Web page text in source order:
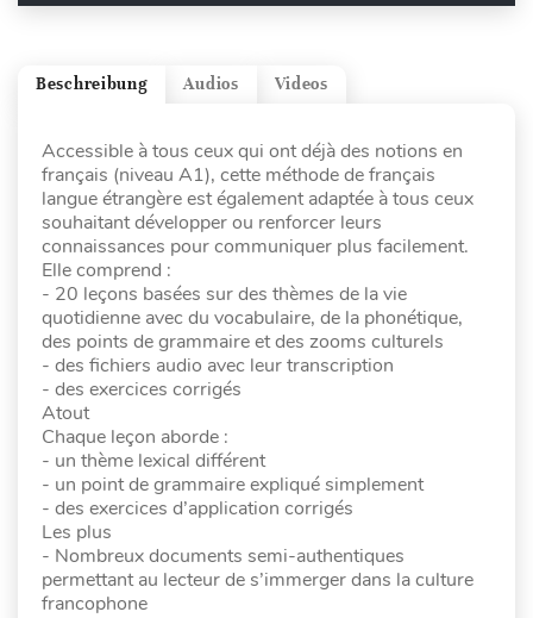
Videos
Audios
Beschreibung
Accessible à tous ceux qui ont déjà des notions en
français (niveau A1), cette méthode de français
langue étrangère est également adaptée à tous ceux
souhaitant développer ou renforcer leurs
connaissances pour communiquer plus facilement.
Elle comprend :
- 20 leçons basées sur des thèmes de la vie
quotidienne avec du vocabulaire, de la phonétique,
des points de grammaire et des zooms culturels
- des fichiers audio avec leur transcription
- des exercices corrigés
Atout
Chaque leçon aborde :
- un thème lexical différent
- un point de grammaire expliqué simplement
- des exercices d’application corrigés
Les plus
- Nombreux documents semi-authentiques
permettant au lecteur de s’immerger dans la culture
francophone